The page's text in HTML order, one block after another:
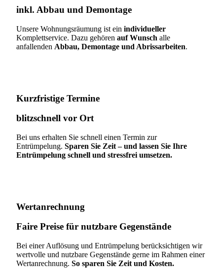
inkl. Abbau und Demontage​
Unsere Wohnungsräumung ist ein individueller
Komplettservice. Dazu gehören auf Wunsch alle
anfallenden Abbau, Demontage und Abrissarbeiten.
Kurzfristige Termine​
blitzschnell vor Ort
Bei uns erhalten Sie schnell einen Termin zur
Entrümpelung. Sparen Sie Zeit – und lassen Sie Ihre
Entrümpelung schnell und stressfrei umsetzen.
Wertanrechnung
Faire Preise für nutzbare Gegenstände
Bei einer Auflösung und Entrümpelung berücksichtigen wir
wertvolle und nutzbare Gegenstände gerne im Rahmen einer
Wertanrechnung. So sparen Sie Zeit und Kosten.